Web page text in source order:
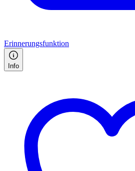
Erinnerungsfunktion
Info